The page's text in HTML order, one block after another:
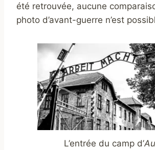
été retrouvée, aucune
photo d’avant-guerre n’est
L’entrée du camp d’